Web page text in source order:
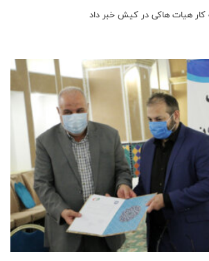
کار هیات هاکی در کیش خبر داد